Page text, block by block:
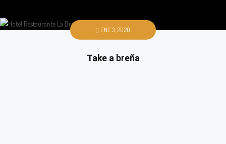
ENE 3, 2020
Take a breña